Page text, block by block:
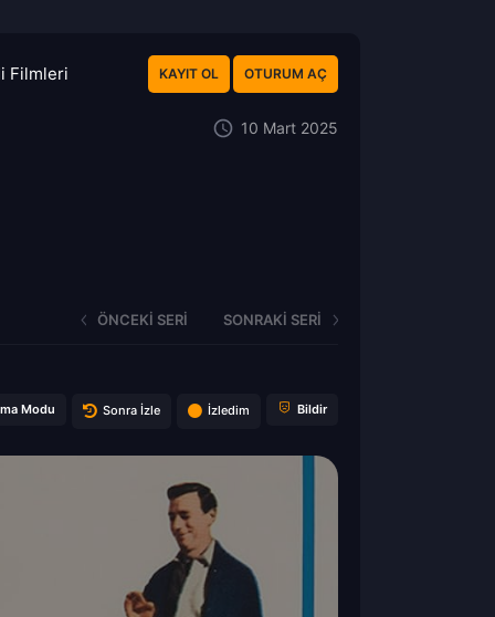
Filmleri KAYIT OL OTURUM AÇ
10 Mart 2025
ÖNCEKI SERI SONRAKI SERI
Modu Sonra İzle İzledim Bildir